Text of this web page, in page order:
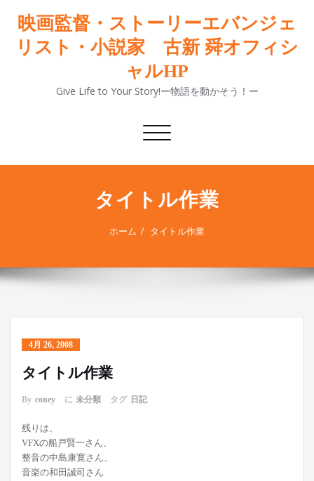
映画監督・ストーリーエバンジェ
リスト・小説家 古新 舜オフィシ
ャルHP
Give Life to Your Story!ー物語を動かそう！ー
ナ
ゲ
シ
ョ
ン
切
替
タイトル作業
ホーム タイトル作業
4月 26, 2008
タイトル作業
By coney に 未分類 タグ 日記
残りは、
VFXの船戸賢一さん、
整音の中島康寛さん、
音楽の和田誠司さん